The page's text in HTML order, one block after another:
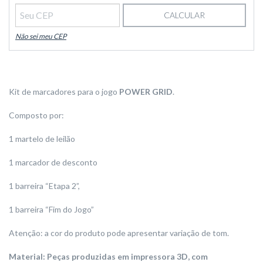
CALCULAR
Não sei meu CEP
Kit de marcadores para o jogo POWER GRID.
Composto por:
1 martelo de leilão
1 marcador de desconto
1 barreira “Etapa 2”,
1 barreira “Fim do Jogo”
Atenção: a cor do produto pode apresentar variação de tom.
Material: Peças produzidas em impressora 3D, com